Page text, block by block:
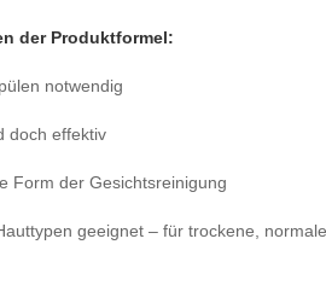
der Produktformel:
notwendig
doch effektiv
Form der Gesichtsreinigung
geeignet – für trockene,